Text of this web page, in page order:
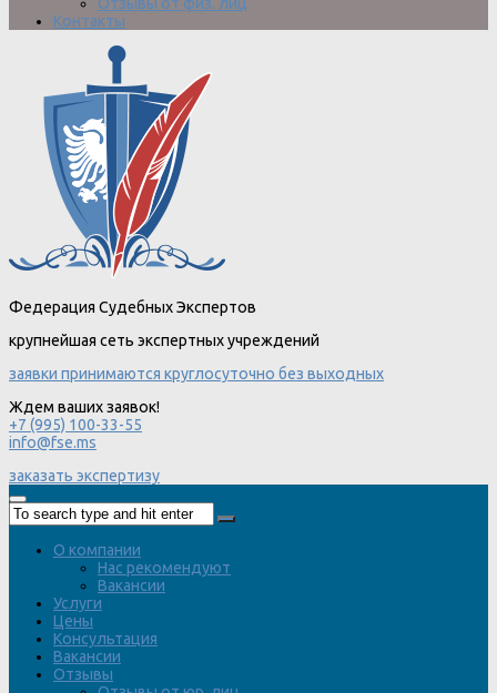
Отзывы от физ. лиц
Контакты
Федерация Судебных Экспертов
крупнейшая сеть экспертных учреждений
заявки принимаются круглосуточно без выходных
Ждем ваших заявок!
+7 (995) 100-33-55
info@fse.ms
заказать экспертизу
О компании
Нас рекомендуют
Вакансии
Услуги
Цены
Консультация
Вакансии
Отзывы